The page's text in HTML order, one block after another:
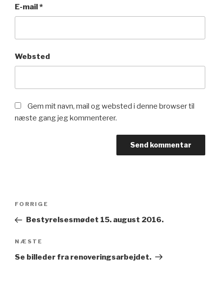
E-mail*
Websted
Gem mit navn, mail og websted i denne browser til
næste gang jeg kommenterer.
Forrige
indlæg
FORRIGE
Bestyrelsesmødet 15. august 2016.
Næste
indlæg
NÆSTE
Se billeder fra renoveringsarbejdet.